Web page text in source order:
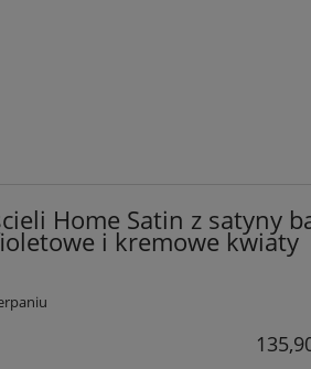
Home Satin z satyny
i kremowe kwiaty